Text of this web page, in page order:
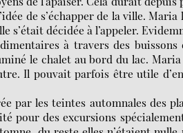
de s’échapper de la ville.
s’était décidée à l’appeler.
à travers des buissons
le chalet au bord du lac.
Il pouvait parfois être utile
par les teintes automnales des
pour des excursions